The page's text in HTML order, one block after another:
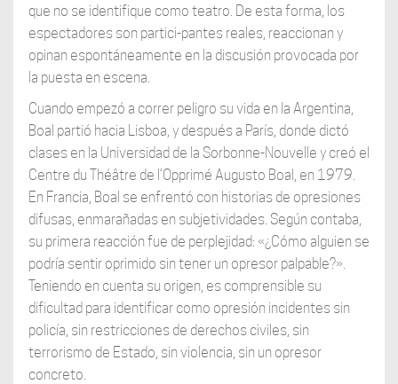
que no se identifique como teatro. De esta forma, los
espectadores son partici-pantes reales, reaccionan y
opinan espontáneamente en la discusión provocada por
la puesta en escena.
Cuando empezó a correr peligro su vida en la Argentina,
Boal partió hacia Lisboa, y después a París, donde dictó
clases en la Universidad de la Sorbonne-Nouvelle y creó el
Centre du Théâtre de l’Opprimé Augusto Boal, en 1979.
En Francia, Boal se enfrentó con historias de opresiones
difusas, enmarañadas en subjetividades. Según contaba,
su primera reacción fue de perplejidad: «¿Cómo alguien se
podría sentir oprimido sin tener un opresor palpable?».
Teniendo en cuenta su origen, es comprensible su
dificultad para identificar como opresión incidentes sin
policía, sin restricciones de derechos civiles, sin
terrorismo de Estado, sin violencia, sin un opresor
concreto.